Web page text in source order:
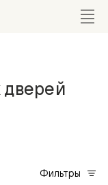
дверей
Фильтры